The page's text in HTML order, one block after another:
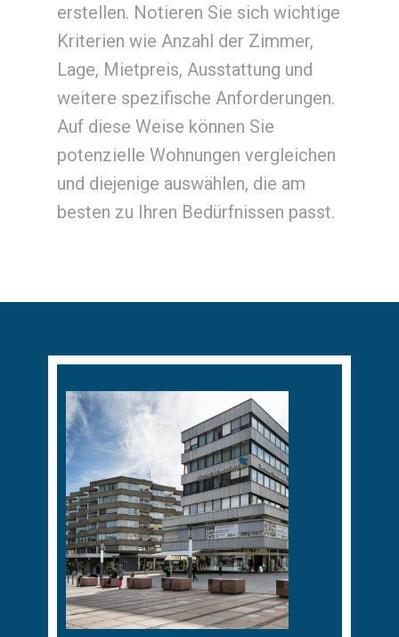
erstellen. Notieren Sie sich wichtige
Kriterien wie Anzahl der Zimmer,
Lage, Mietpreis, Ausstattung und
weitere spezifische Anforderungen.
Auf diese Weise können Sie
potenzielle Wohnungen vergleichen
und diejenige auswählen, die am
besten zu Ihren Bedürfnissen passt.